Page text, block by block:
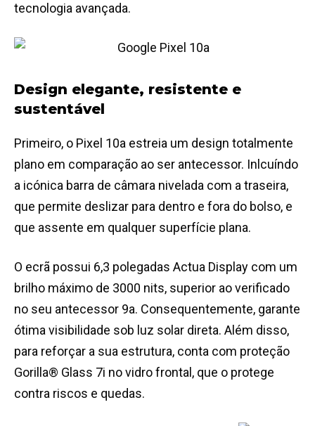
tecnologia avançada. ​
Design elegante, resistente e
sustentável
Primeiro, o Pixel 10a estreia um design totalmente
plano em comparação ao ser antecessor. Inlcuíndo
a icónica barra de câmara nivelada com a traseira,
que permite deslizar para dentro e fora do bolso, e
que assente em qualquer superfície plana.
O ecrã possui 6,3 polegadas Actua Display com um
brilho máximo de 3000 nits, superior ao verificado
no seu antecessor 9a. Consequentemente, garante
ótima visibilidade sob luz solar direta. Além disso,
para reforçar a sua estrutura, conta com proteção
Gorilla® Glass 7i no vidro frontal, que o protege
contra riscos e quedas.